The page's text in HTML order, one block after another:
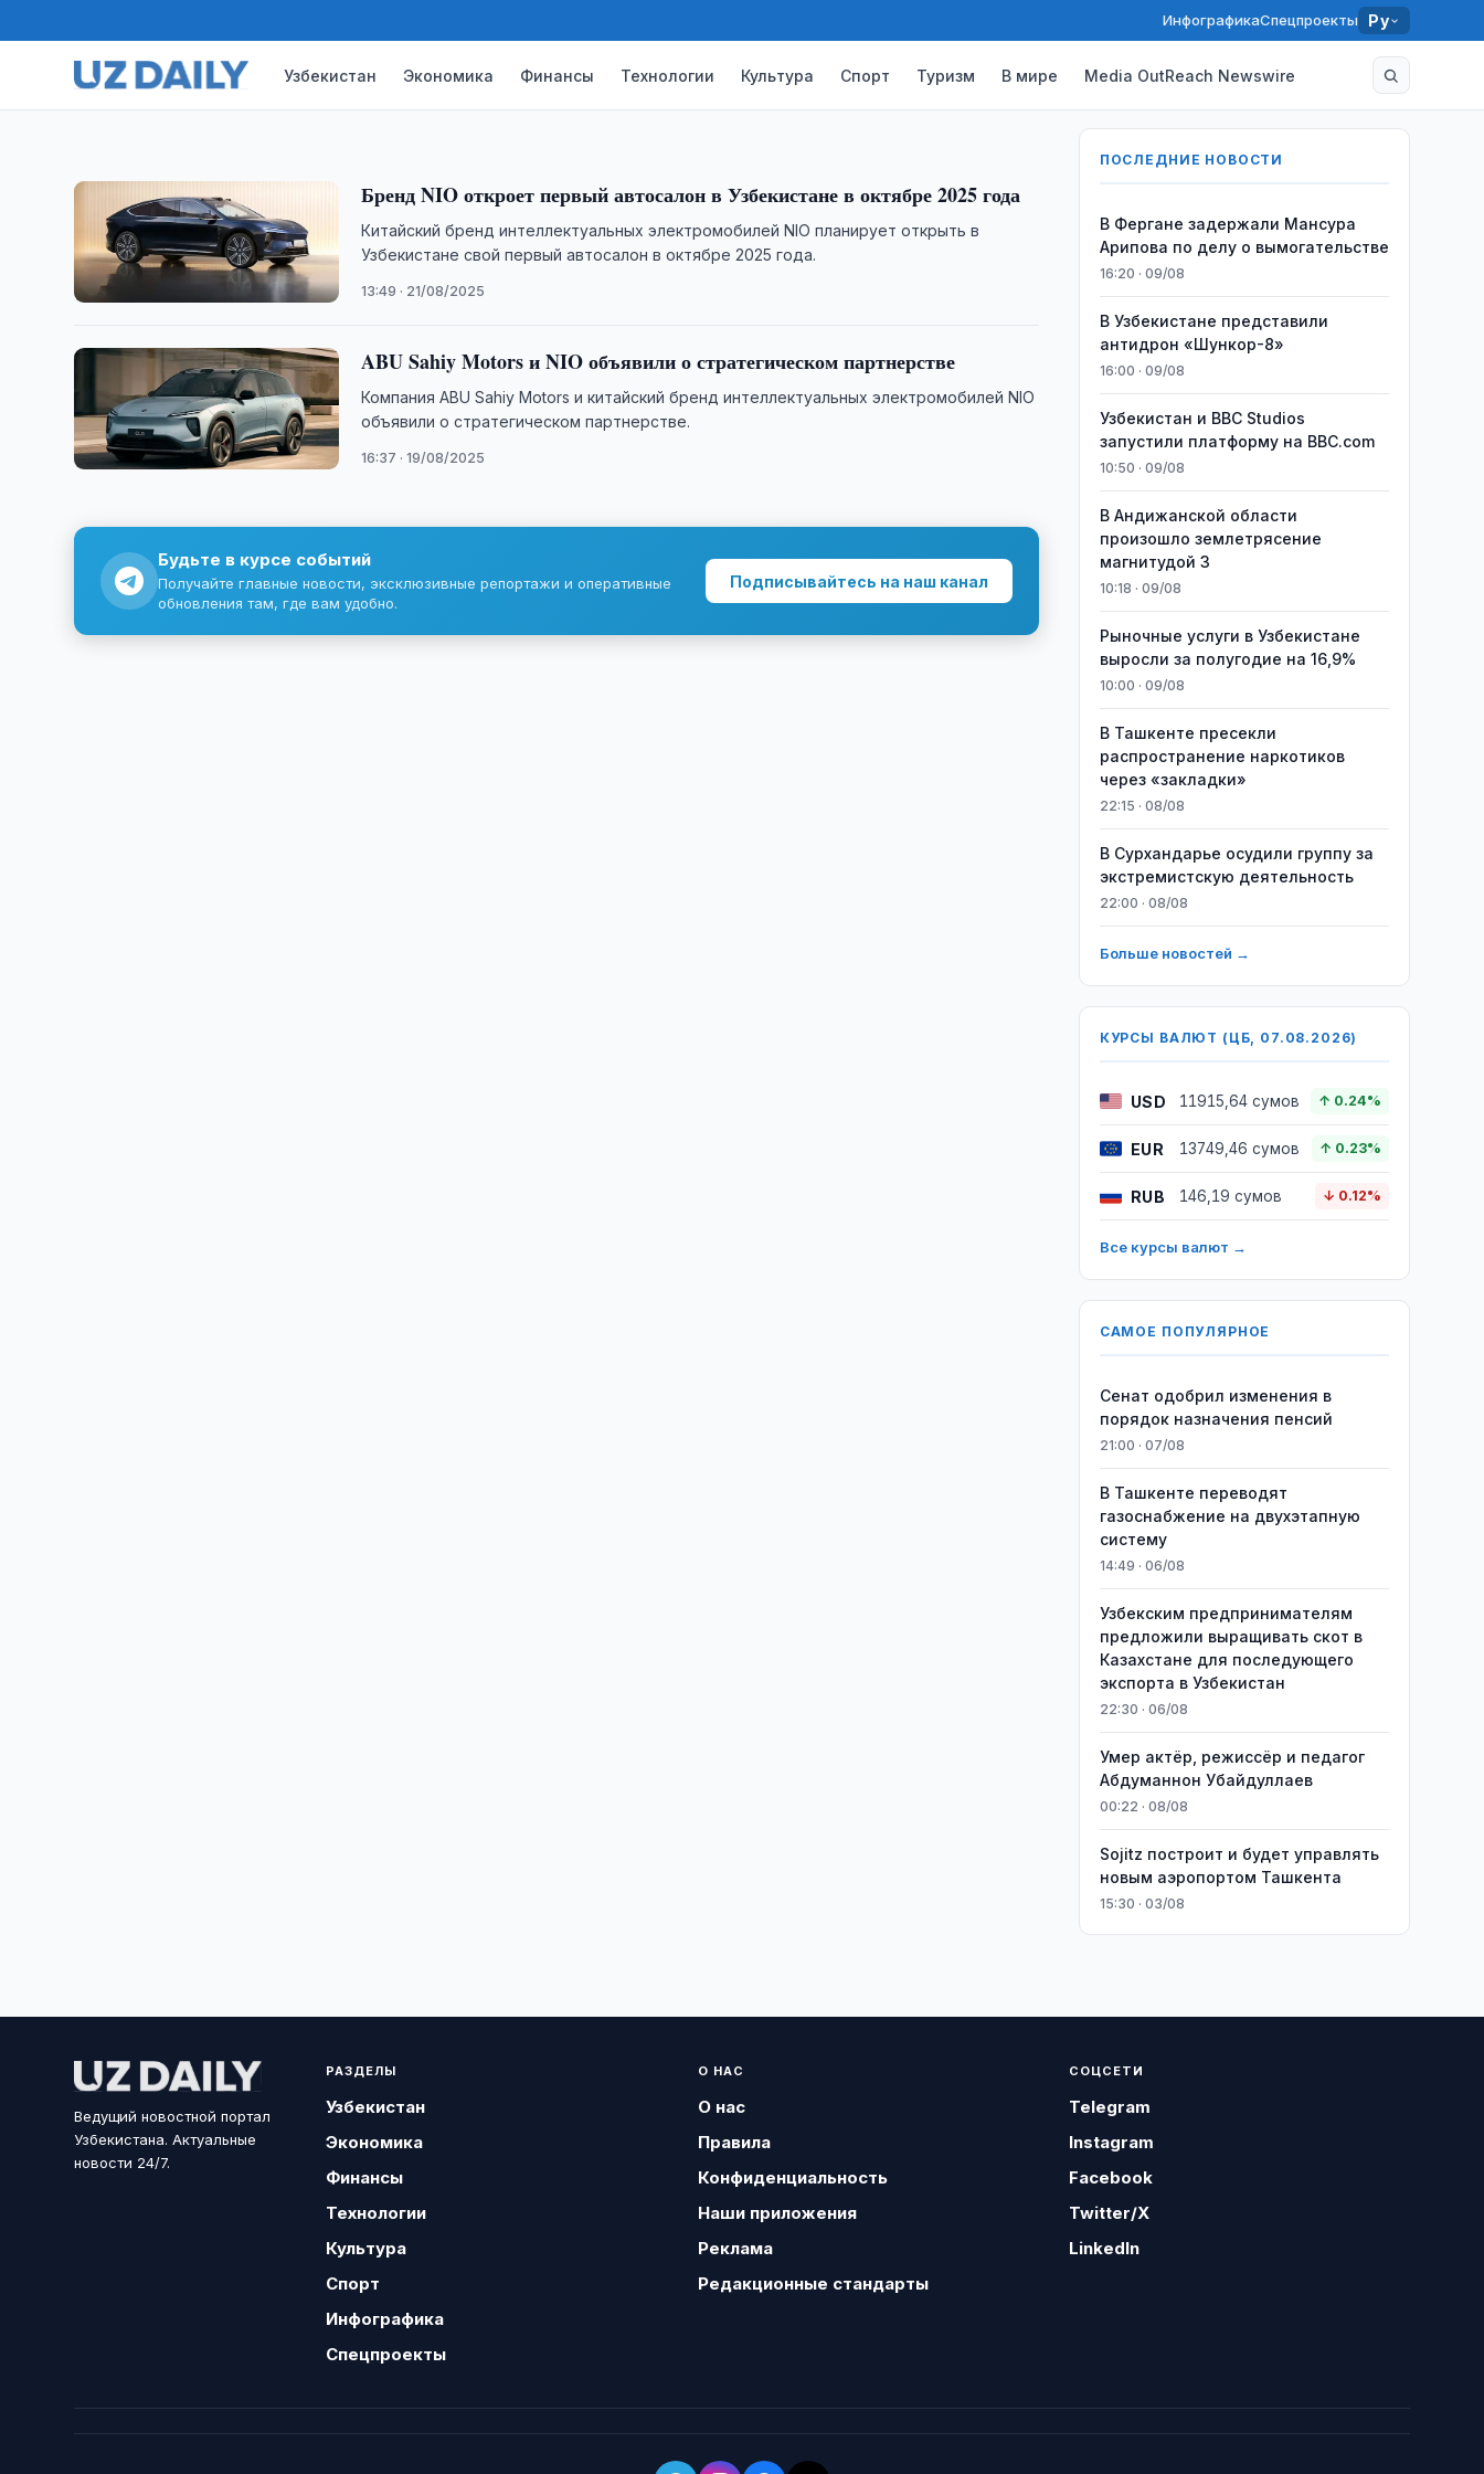
ИнфографикаСпецпроекты Ру
Узбекистан Экономика Финансы Технологии Культура Спорт Туризм В мире Media OutReach Newswire
официальной представительской точкой бренда в Центральной …
13:34 · 03/02/2026
Бренд NIO откроет первый автосалон в Узбекистане в октябре 2025 года
Китайский бренд интеллектуальных электромобилей NIO планирует открыть в
Узбекистане свой первый автосалон в октябре 2025 года.
13:49 · 21/08/2025
ABU Sahiy Motors и NIO объявили о стратегическом партнерстве
Компания ABU Sahiy Motors и китайский бренд интеллектуальных электромобилей NIO
объявили о стратегическом партнерстве.
16:37 · 19/08/2025
Будьте в курсе событий
Получайте главные новости, эксклюзивные репортажи и оперативные
обновления там, где вам удобно.
Подписывайтесь на наш канал
ПОСЛЕДНИЕ НОВОСТИ
В Фергане задержали Мансура
Арипова по делу о вымогательстве
16:20 · 09/08
В Узбекистане представили
антидрон «Шункор-8»
16:00 · 09/08
Узбекистан и BBC Studios
запустили платформу на BBC.com
10:50 · 09/08
В Андижанской области
произошло землетрясение
магнитудой 3
10:18 · 09/08
Рыночные услуги в Узбекистане
выросли за полугодие на 16,9%
10:00 · 09/08
В Ташкенте пресекли
распространение наркотиков
через «закладки»
22:15 · 08/08
В Сурхандарье осудили группу за
экстремистскую деятельность
22:00 · 08/08
Больше новостей →
КУРСЫ ВАЛЮТ (ЦБ, 07.08.2026)
USD 11915,64 сумов ↑ 0.24%
EUR 13749,46 сумов ↑ 0.23%
RUB 146,19 сумов ↓ 0.12%
Все курсы валют →
САМОЕ ПОПУЛЯРНОЕ
Сенат одобрил изменения в
порядок назначения пенсий
21:00 · 07/08
В Ташкенте переводят
газоснабжение на двухэтапную
систему
14:49 · 06/08
Узбекским предпринимателям
предложили выращивать скот в
Казахстане для последующего
экспорта в Узбекистан
22:30 · 06/08
Умер актёр, режиссёр и педагог
Абдуманнон Убайдуллаев
00:22 · 08/08
Sojitz построит и будет управлять
новым аэропортом Ташкента
15:30 · 03/08
Ведущий новостной портал
Узбекистана. Актуальные
новости 24/7.
РАЗДЕЛЫ
Узбекистан
Экономика
Финансы
Технологии
Культура
Спорт
Инфографика
Спецпроекты
О НАС
О нас
Правила
Конфиденциальность
Наши приложения
Реклама
Редакционные стандарты
СОЦСЕТИ
Telegram
Instagram
Facebook
Twitter/X
LinkedIn